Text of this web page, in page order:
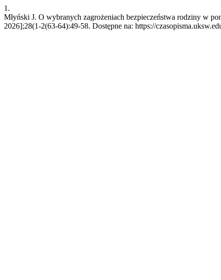
1.
Młyński J. O wybranych zagrożeniach bezpieczeństwa rodziny w
2026];28(1-2(63-64):49-58. Dostępne na: https://